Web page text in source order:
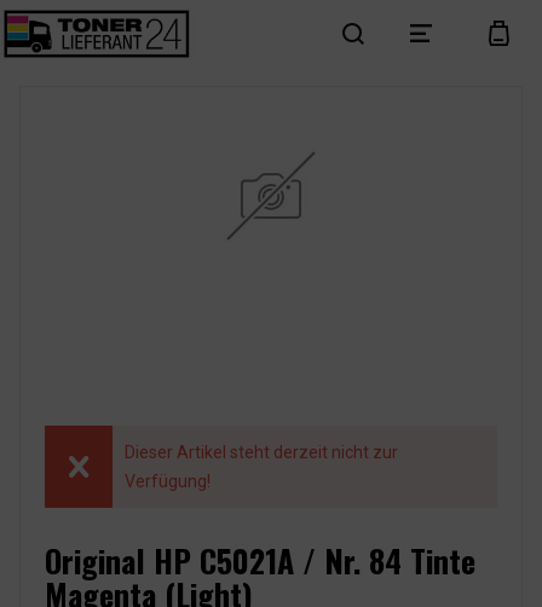
search menu cart
Dieser Artikel steht derzeit nicht zur
Verfügung!
Original HP C5021A / Nr. 84 Tinte
Magenta (Light)